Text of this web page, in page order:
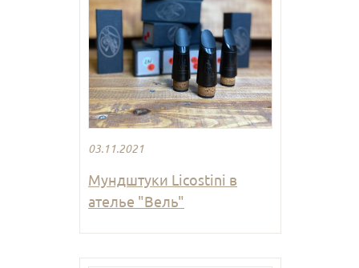
03.11.2021
Мундштуки Licostini в
ателье "Вель"